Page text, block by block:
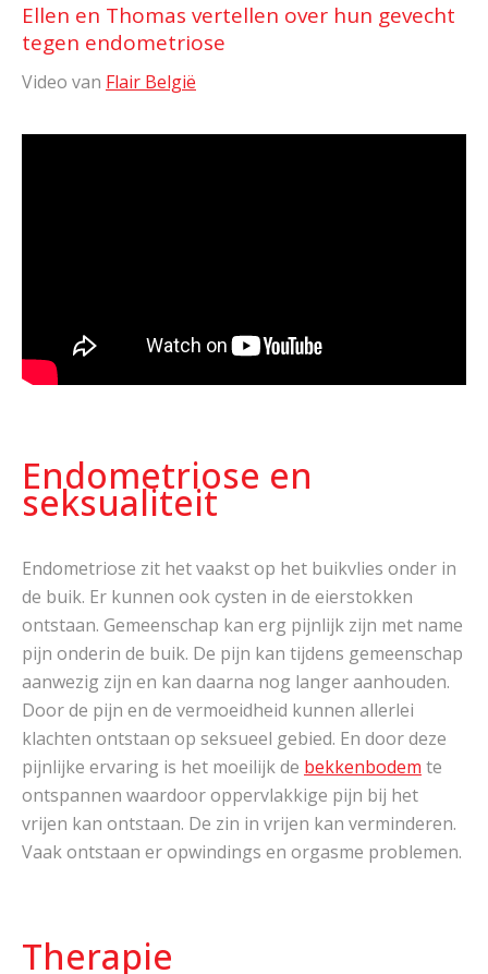
Ellen en Thomas vertellen over hun gevecht
tegen endometriose
Video van Flair België
Endometriose en
seksualiteit
Endometriose zit het vaakst op het buikvlies onder in
de buik. Er kunnen ook cysten in de eierstokken
ontstaan. Gemeenschap kan erg pijnlijk zijn met name
pijn onderin de buik. De pijn kan tijdens gemeenschap
aanwezig zijn en kan daarna nog langer aanhouden.
Door de pijn en de vermoeidheid kunnen allerlei
klachten ontstaan op seksueel gebied. En door deze
pijnlijke ervaring is het moeilijk de bekkenbodem te
ontspannen waardoor oppervlakkige pijn bij het
vrijen kan ontstaan. De zin in vrijen kan verminderen.
Vaak ontstaan er opwindings en orgasme problemen.
Therapie